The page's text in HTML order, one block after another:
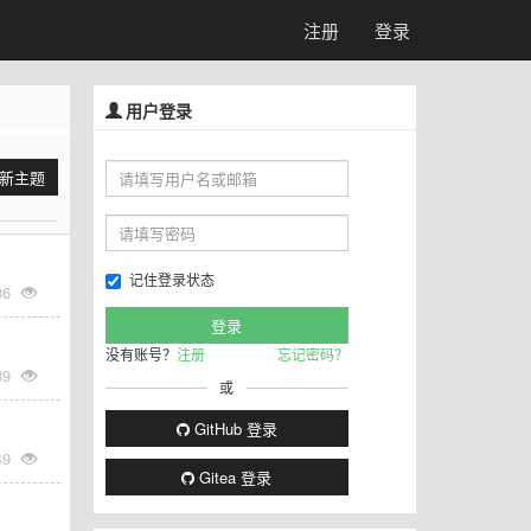
注册 登录
主题
用户登录
记住登录状态
没有账号？ 注册
忘记密码？
或
GitHub 登录
Gitea 登录